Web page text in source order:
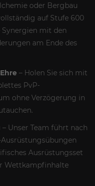
oder Bergbau
auf Stufe 600
mit den
am Ende des
– Holen Sie sich mit
PvP-
ohne Verzögerung in
– Unser Team führt nach
Ausrüstungsset
Wettkampfinhalte